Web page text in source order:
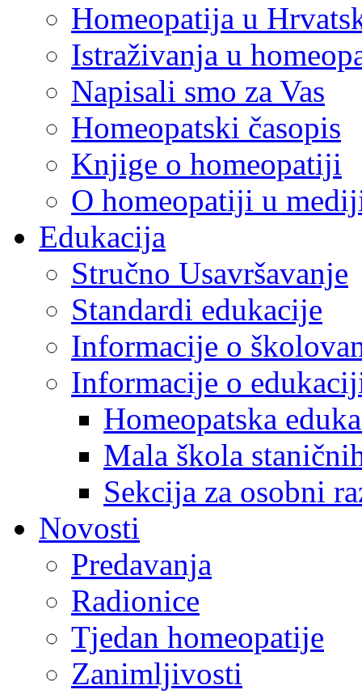
Homeopatija u
Istraživanja u
Napisali smo za Vas
Homeopatski časopis
Knjige o homeopatiji
O homeopatiji u
Edukacija
Stručno Usavršavanje
Standardi edukacije
Informacije o
Informacije o
Homeopatska
Mala škola
Sekcija za osobni
Novosti
Predavanja
Radionice
Tjedan homeopatije
Zanimljivosti